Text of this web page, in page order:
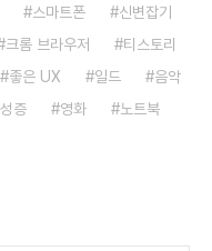
스마트폰
신변잡기
크롬 브라우저
티스토리
좋은 UX 일드
음악
증 영화 노트북